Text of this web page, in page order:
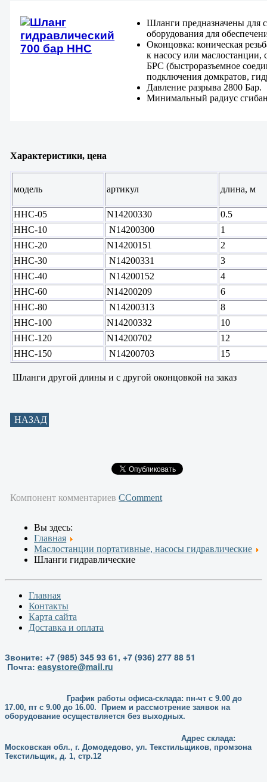
Шланги предназначены для
оборудования для
Оконцовка: коническая
к насосу или
БРС (быстроразъемное
подключения домкратов,
Давление разрыва 2800 Бар.
Минимальный радиус
Характеристики, цена
модель артикул длина, м
HНС-05 N14200330
0.5
HНС-10
N14200300
1
HНС-20
N14200151
2
HНС-30
N14200331
3
HНС-40
N14200152
4
HНС-60
N14200209
6
HНС-80
N14200313
8
HНС-100
N14200332
10
HНС-120
N14200702
12
HНС-150
N14200703 15
Шланги другой длины и с другой оконцовкой на заказ
НАЗАД
Компонент комментариевCComment
Вы здесь:
Главная
Маслостанции портативные, насосы гидравлические
Шланги гидравлические
Главная
Контакты
Карта сайта
Доставка и оплата
Звоните: +7 (985) 345 93 61, +7 (936) 277 88 51
Почта: easystore@mail.ru
График работы офиса-склада: пн-чт с 9.00 до
17.00, пт с 9.00 до 16.00. Прием и рассмотрение заявок на
оборудование осуществляется без выходных.
Адрес склада:
Московская обл., г. Домодедово, ул. Текстильщиков, промзона
Текстильщик, д. 1, стр.12